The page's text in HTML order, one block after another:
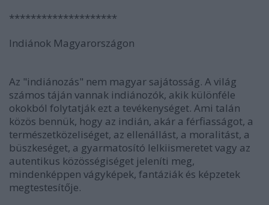
********************
Indiánok Magyarországon
Az "indiánozás" nem magyar sajátosság. A világ
számos táján vannak indiánozók, akik különféle
okokból folytatják ezt a tevékenységet. Ami talán
közös bennük, hogy az indián, akár a férfiasságot, a
természetközeliséget, az ellenállást, a moralitást, a
büszkeséget, a gyarmatosító lelkiismeretet vagy az
autentikus közösségiséget jeleníti meg,
mindenképpen vágyképek, fantáziák és képzetek
megtestesítője.